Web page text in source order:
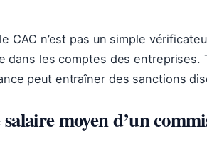
le CAC n’est pas un simple
dans les comptes des entreprises.
peut entraîner des sanctions
moyen d’un